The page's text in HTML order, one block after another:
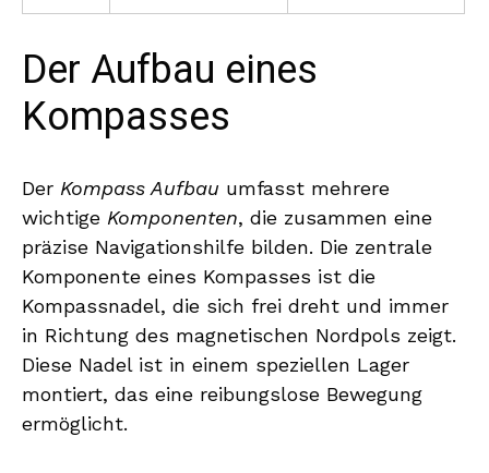
Der Aufbau eines
Kompasses
Der Kompass Aufbau umfasst mehrere
wichtige Komponenten, die zusammen eine
präzise Navigationshilfe bilden. Die zentrale
Komponente eines Kompasses ist die
Kompassnadel, die sich frei dreht und immer
in Richtung des magnetischen Nordpols zeigt.
Diese Nadel ist in einem speziellen Lager
montiert, das eine reibungslose Bewegung
ermöglicht.